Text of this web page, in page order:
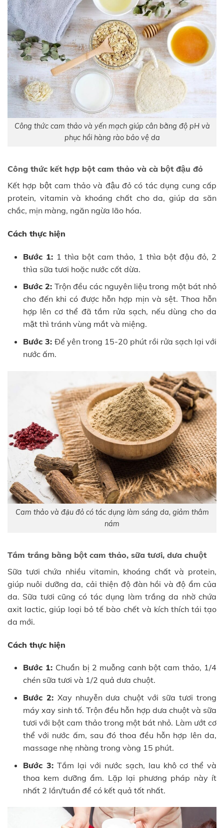
Công thức cam thảo và yến mạch giúp cân bằng độ pH và
phục hồi hàng rào bảo vệ da
Công thức kết hợp bột cam thảo và cà bột đậu đỏ
Kết hợp bột cam thảo và đậu đỏ có tác dụng cung cấp
protein, vitamin và khoáng chất cho da, giúp da săn
chắc, mịn màng, ngăn ngừa lão hóa.
Cách thực hiện
Bước 1: 1 thìa bột cam thảo, 1 thìa bột đậu đỏ, 2
thìa sữa tươi hoặc nước cốt dừa.
Bước 2:Trộn đều các nguyên liệu trong một bát nhỏ
cho đến khi có được hỗn hợp mịn và sệt. Thoa hỗn
hợp lên cơ thể đã tắm rửa sạch, nếu dùng cho da
mặt thì tránh vùng mắt và miệng.
Bước 3: Để yên trong 15-20 phút rồi rửa sạch lại với
nước ấm.
Cam thảo và đậu đỏ có tác dụng làm sáng da, giảm thâm
nám
Tắm trắng bằng bột cam thảo, sữa tươi, dưa chuột
Sữa tươi chứa nhiều vitamin, khoáng chất và protein,
giúp nuôi dưỡng da, cải thiện độ đàn hồi và độ ẩm của
da. Sữa tươi cũng có tác dụng làm trắng da nhờ chứa
axit lactic, giúp loại bỏ tế bào chết và kích thích tái tạo
da mới.
Cách thực hiện
Bước 1: Chuẩn bị 2 muỗng canh bột cam thảo, 1/4
chén sữa tươi và 1/2 quả dưa chuột.
Bước 2: Xay nhuyễn dưa chuột với sữa tươi trong
máy xay sinh tố. Trộn đều hỗn hợp dưa chuột và sữa
tươi với bột cam thảo trong một bát nhỏ. Làm ướt cơ
thể với nước ấm, sau đó thoa đều hỗn hợp lên da,
massage nhẹ nhàng trong vòng 15 phút.
Bước 3:Tắm lại với nước sạch, lau khô cơ thể và
thoa kem dưỡng ẩm. Lặp lại phương pháp này ít
nhất 2 lần/tuần để có kết quả tốt nhất.